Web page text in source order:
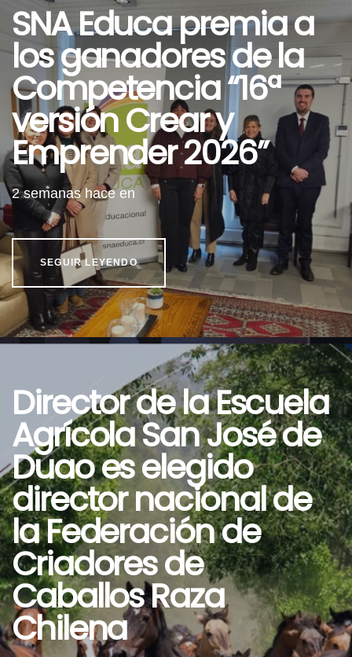
SNA Educa premia a
los ganadores de la
Competencia “16ª
versión Crear y
Emprender 2026”
2 semanas haceen
SEGUIR LEYENDO
Director de la Escuela
Agrícola San José de
Duao es elegido
director nacional de
la Federación de
Criadores de
Caballos Raza
Chilena